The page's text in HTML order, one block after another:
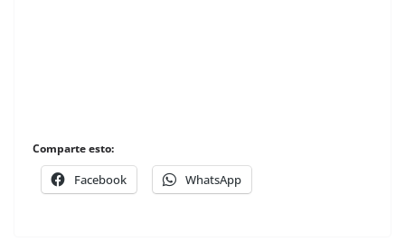
Comparte esto:
Facebook WhatsApp